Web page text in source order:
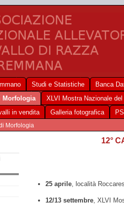
Studi e Statistiche
Banca
Morfologia
XLVI Mostra Nazionale
in vendita Galleria fotografica
Morfologia
12°
25 aprile, località
12/13 settembre, XLVI